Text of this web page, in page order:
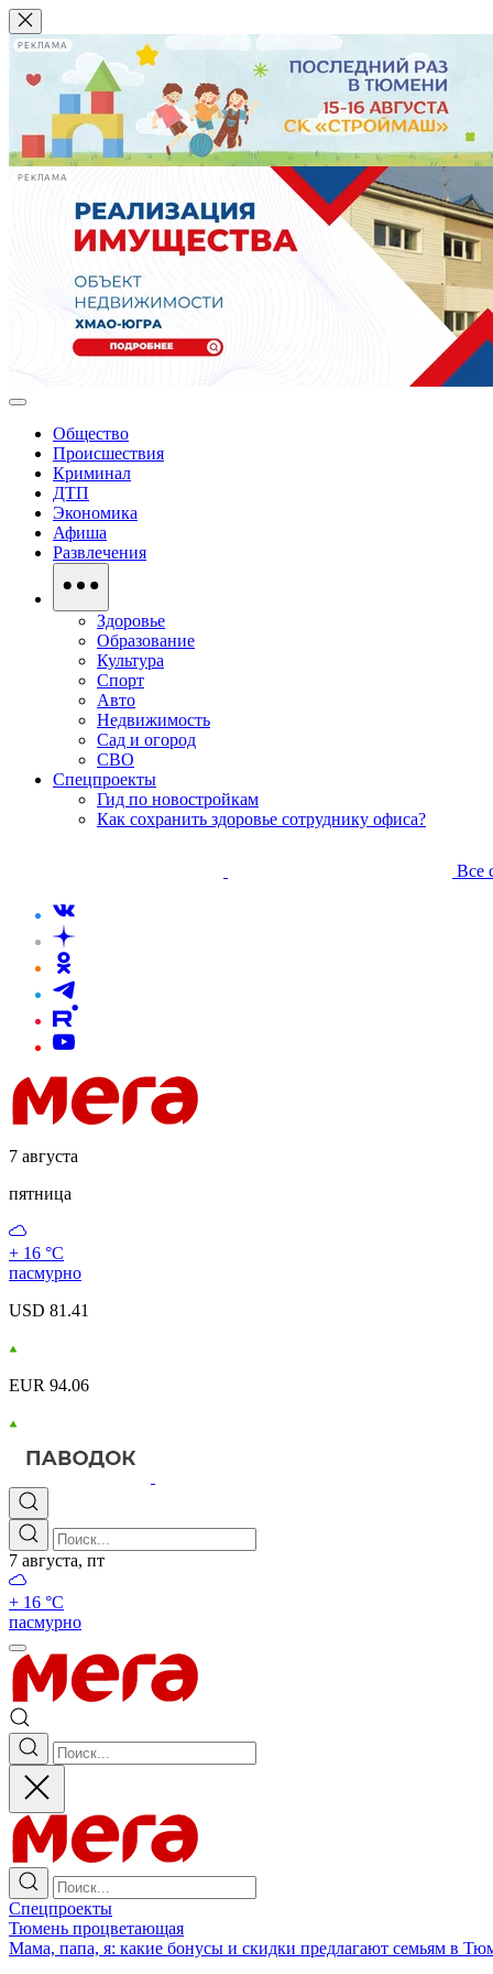
РЕКЛАМА
РЕКЛАМА
Общество
Происшествия
Криминал
ДТП
Экономика
Афиша
Развлечения
Здоровье
Образование
Культура
Спорт
Авто
Недвижимость
Сад и огород
СВО
Спецпроекты
Гид по новостройкам
Как сохранить здоровье сотруднику офиса?
Все
7 августа
пятница
+ 16 °С
пасмурно
USD 81.41
EUR 94.06
7 августа, пт
+ 16 °С
пасмурно
Спецпроекты
Тюмень процветающая
Мама, папа, я: какие бонусы и скидки предлагают семьям в